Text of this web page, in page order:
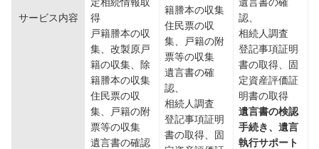
サービス内容
得
戸籍謄本の収
集、改製原戸
籍の収集、除
籍謄本の収集
住民票の収
集、戸籍の附
票等の収集
遺言書の確認
籍謄本の収集
住民票の収
集、戸籍の附
票等の収集
遺言書の確
認、
相続人調査
登記事項証明
書の取得、固
認、
相続人調査
登記事項証明
書の取得、固
定資産評価証
明書の取得
遺言書の検認
手続き、遺言
執行サポート